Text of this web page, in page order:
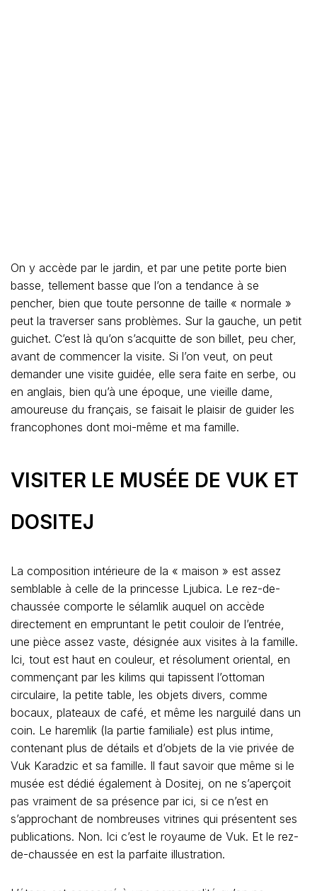
On y accède par le jardin, et par une petite porte bien
basse, tellement basse que l’on a tendance à se
pencher, bien que toute personne de taille « normale »
peut la traverser sans problèmes. Sur la gauche, un petit
guichet. C’est là qu’on s’acquitte de son billet, peu cher,
avant de commencer la visite. Si l’on veut, on peut
demander une visite guidée, elle sera faite en serbe, ou
en anglais, bien qu’à une époque, une vieille dame,
amoureuse du français, se faisait le plaisir de guider les
francophones dont moi-même et ma famille.
VISITER LE MUSÉE DE VUK ET
DOSITEJ
La composition intérieure de la « maison » est assez
semblable à celle de la princesse Ljubica. Le rez-de-
chaussée comporte le sélamlik auquel on accède
directement en empruntant le petit couloir de l’entrée,
une pièce assez vaste, désignée aux visites à la famille.
Ici, tout est haut en couleur, et résolument oriental, en
commençant par les kilims qui tapissent l’ottoman
circulaire, la petite table, les objets divers, comme
bocaux, plateaux de café, et même les narguilé dans un
coin. Le haremlik (la partie familiale) est plus intime,
contenant plus de détails et d’objets de la vie privée de
Vuk Karadzic et sa famille. Il faut savoir que même si le
musée est dédié également à Dositej, on ne s’aperçoit
pas vraiment de sa présence par ici, si ce n’est en
s’approchant de nombreuses vitrines qui présentent ses
publications. Non. Ici c’est le royaume de Vuk. Et le rez-
de-chaussée en est la parfaite illustration.